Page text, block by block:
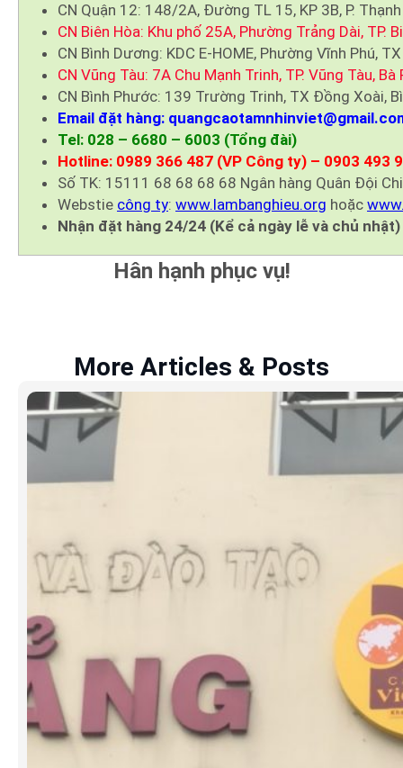
CN Quận 12: 148/2A, Đường TL 15, KP 3B, P.
CN Biên Hòa: Khu phố 25A, Phường Trảng Dài, TP.
CN Bình Dương: KDC E-HOME, Phường Vĩnh Phú,
CN Vũng Tàu: 7A Chu Mạnh Trinh, TP. Vũng Tàu, Bà
CN Bình Phước: 139 Trường Trinh, TX Đồng Xoài,
Email đặt hàng:
Tel: 028 – 6680 – 6003 (Tổng đài)
Hotline: 0989 366 487 (VP Công ty) – 0903 493
Số TK: 15111 68 68 68 68 Ngân hàng Quân Đội
Webstie công ty: www.lambanghieu.org hoặc
Nhận đặt hàng 24/24 (Kể cả ngày lễ và chủ nhật)
Hân hạnh phục vụ!
More Articles & Posts